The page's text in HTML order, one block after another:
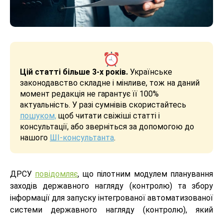
Цій статті більше 3-х років. Українське
законодавство складне і мінливе, тож на даний
момент редакція не гарантує її 100%
актуальність. У разі сумнівів скористайтесь
пошуком, щоб читати свіжіші статті і
консультації, або зверніться за допомогою до
нашого ШІ-консультанта.
ДРСУ повідомляє, що пілотним модулем планування
заходів державного нагляду (контролю) та збору
інформації для запуску інтегрованої автоматизованої
системи державного нагляду (контролю), який